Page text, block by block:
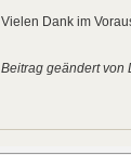
Vielen Dank im
Beitrag geändert von